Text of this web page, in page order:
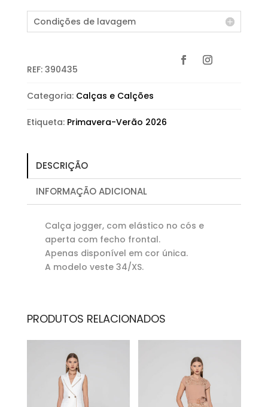
Condições de lavagem
REF: 390435
Categoria: Calças e Calções
Etiqueta: Primavera-Verão 2026
DESCRIÇÃO
INFORMAÇÃO ADICIONAL
Calça jogger, com elástico no cós e
aperta com fecho frontal.
Apenas disponível em cor única.
A modelo veste 34/XS.
PRODUTOS RELACIONADOS